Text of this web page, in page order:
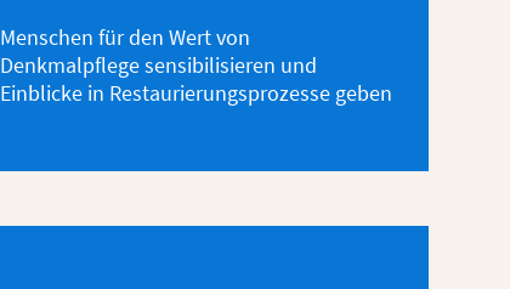
Menschen für den Wert von
Denkmalpflege sensibilisieren und
Einblicke in Restaurierungsprozesse geben